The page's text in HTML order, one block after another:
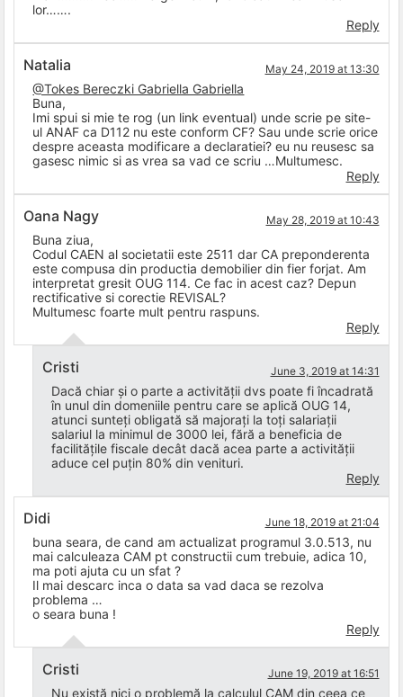
lor…….
Reply
Natalia May 24, 2019 at 13:30
@Tokes Bereczki Gabriella Gabriella
Buna,
Imi spui si mie te rog (un link eventual) unde scrie pe site-
ul ANAF ca D112 nu este conform CF? Sau unde scrie orice
despre aceasta modificare a declaratiei? eu nu reusesc sa
gasesc nimic si as vrea sa vad ce scriu …Multumesc.
Reply
Oana Nagy May 28, 2019 at 10:43
Buna ziua,
Codul CAEN al societatii este 2511 dar CA preponderenta
este compusa din productia demobilier din fier forjat. Am
interpretat gresit OUG 114. Ce fac in acest caz? Depun
rectificative si corectie REVISAL?
Multumesc foarte mult pentru raspuns.
Reply
Cristi June 3, 2019 at 14:31
Dacă chiar și o parte a activității dvs poate fi încadrată
în unul din domeniile pentru care se aplică OUG 14,
atunci sunteți obligată să majorați la toți salariații
salariul la minimul de 3000 lei, fără a beneficia de
facilitățile fiscale decât dacă acea parte a activității
aduce cel puțin 80% din venituri.
Reply
Didi June 18, 2019 at 21:04
buna seara, de cand am actualizat programul 3.0.513, nu
mai calculeaza CAM pt constructii cum trebuie, adica 10,
ma poti ajuta cu un sfat ?
Il mai descarc inca o data sa vad daca se rezolva
problema …
o seara buna !
Reply
Cristi June 19, 2019 at 16:51
Nu există nici o problemă la calculul CAM din ceea ce